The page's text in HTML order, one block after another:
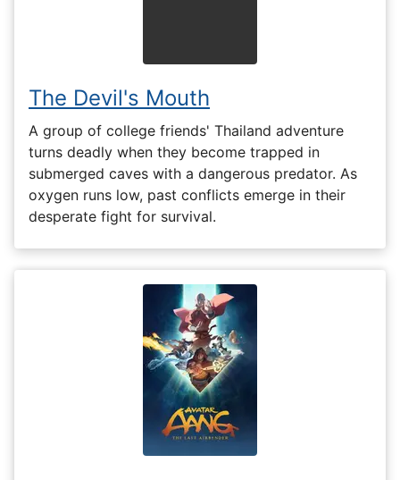
The Devil's Mouth
A group of college friends' Thailand adventure
turns deadly when they become trapped in
submerged caves with a dangerous predator. As
oxygen runs low, past conflicts emerge in their
desperate fight for survival.